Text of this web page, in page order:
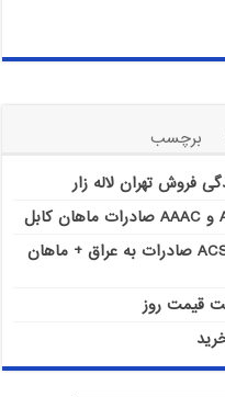
برچسب
هادی هوایی آلومینیومی AAC و ACSR صادرات به عراق + ماهان